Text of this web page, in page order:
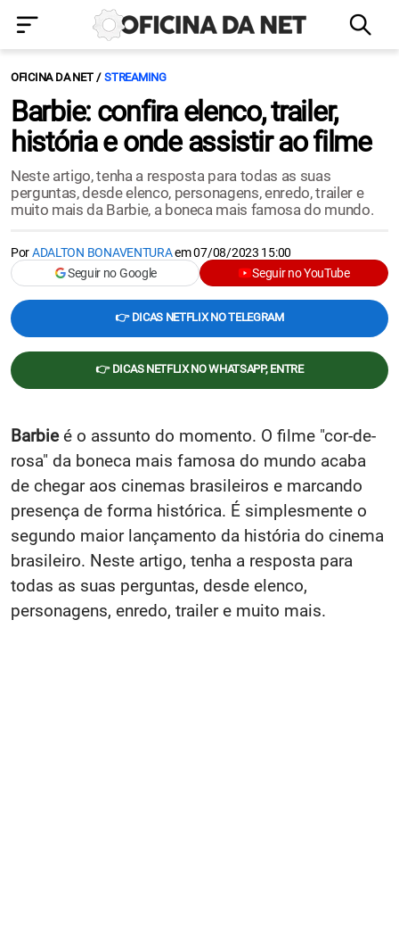
OFICINA DA NET STREAMING
Barbie: confira elenco, trailer,
história e onde assistir ao filme
Neste artigo, tenha a resposta para todas as suas
perguntas, desde elenco, personagens, enredo, trailer e
muito mais da Barbie, a boneca mais famosa do mundo.
PorADALTON BONAVENTURAem07/08/2023 15:00
Seguir no Google
Seguir no YouTube
👉 DICAS NETFLIX NO TELEGRAM
👉 DICAS NETFLIX NO WHATSAPP, ENTRE
Barbieé o assunto do momento. O filme "cor-de-
rosa" da boneca mais famosa do mundo acaba
de chegar aos cinemas brasileiros e marcando
presença de forma histórica. É simplesmente o
segundo maior lançamento da história do cinema
brasileiro. Neste artigo, tenha a resposta para
todas as suas perguntas, desde elenco,
personagens, enredo, trailer e muito mais.